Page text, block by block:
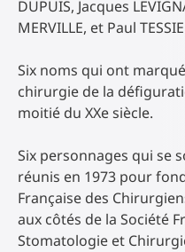
DUPUIS, Jacques
MERVILLE, et Paul
Six noms qui ont
chirurgie de la
moitié du XXe siècle.
Six personnages qui se
réunis en 1973 pour
Française des
aux côtés de la Société
Stomatologie et